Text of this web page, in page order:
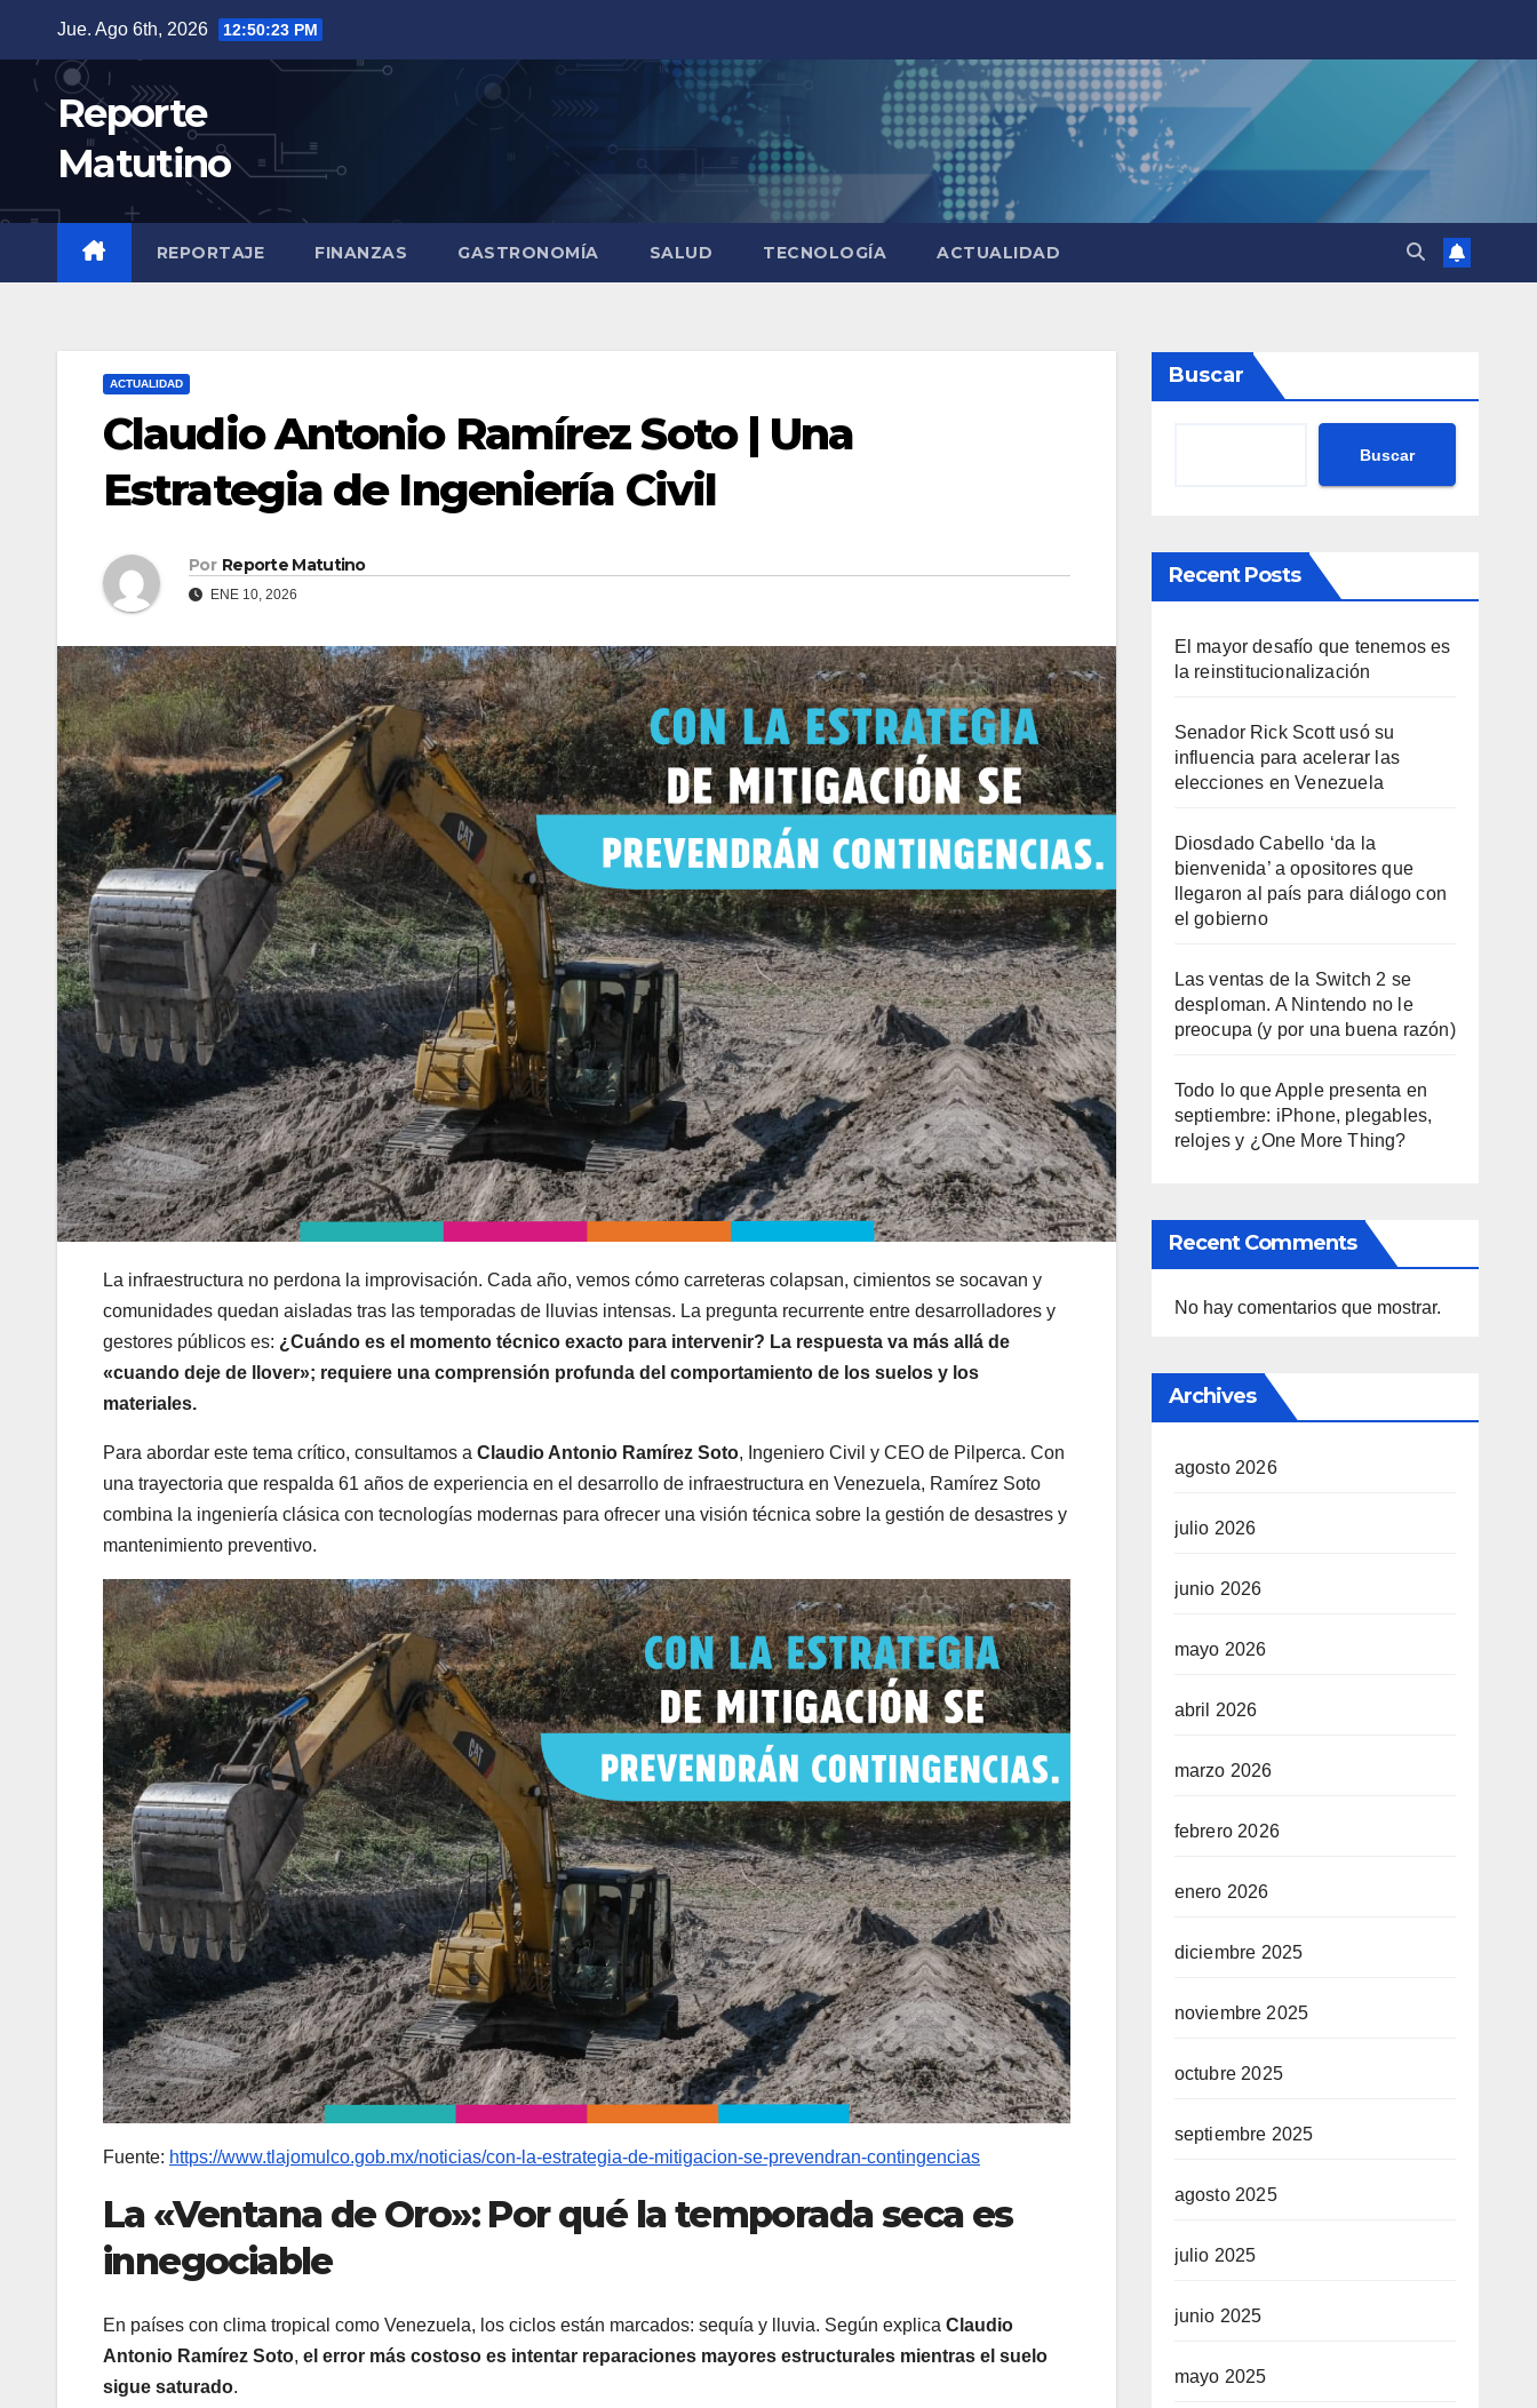
contenido
Jue. Ago 6th, 2026 12:50:25 PM
Reporte
Matutino
REPORTAJE FINANZAS GASTRONOMÍA SALUD TECNOLOGÍA ACTUALIDAD
ACTUALIDAD
Claudio Antonio Ramírez Soto | Una
Estrategia de Ingeniería Civil
Por Reporte Matutino
ENE 10, 2026
La infraestructura no perdona la improvisación. Cada año, vemos cómo carreteras colapsan, cimientos se socavan y
comunidades quedan aisladas tras las temporadas de lluvias intensas. La pregunta recurrente entre desarrolladores y
gestores públicos es: ¿Cuándo es el momento técnico exacto para intervenir? La respuesta va más allá de
«cuando deje de llover»; requiere una comprensión profunda del comportamiento de los suelos y los
materiales.
Para abordar este tema crítico, consultamos a Claudio Antonio Ramírez Soto, Ingeniero Civil y CEO de Pilperca. Con
una trayectoria que respalda 61 años de experiencia en el desarrollo de infraestructura en Venezuela, Ramírez Soto
combina la ingeniería clásica con tecnologías modernas para ofrecer una visión técnica sobre la gestión de desastres y
mantenimiento preventivo.
Fuente: https://www.tlajomulco.gob.mx/noticias/con-la-estrategia-de-mitigacion-se-prevendran-contingencias
La «Ventana de Oro»: Por qué la temporada seca es
innegociable
En países con clima tropical como Venezuela, los ciclos están marcados: sequía y lluvia. Según explica Claudio
Antonio Ramírez Soto, el error más costoso es intentar reparaciones mayores estructurales mientras el suelo
sigue saturado.
Buscar
Buscar
Recent Posts
El mayor desafío que tenemos es
la reinstitucionalización
Senador Rick Scott usó su
influencia para acelerar las
elecciones en Venezuela
Diosdado Cabello ‘da la
bienvenida’ a opositores que
llegaron al país para diálogo con
el gobierno
Las ventas de la Switch 2 se
desploman. A Nintendo no le
preocupa (y por una buena razón)
Todo lo que Apple presenta en
septiembre: iPhone, plegables,
relojes y ¿One More Thing?
Recent Comments
No hay comentarios que mostrar.
Archives
agosto 2026
julio 2026
junio 2026
mayo 2026
abril 2026
marzo 2026
febrero 2026
enero 2026
diciembre 2025
noviembre 2025
octubre 2025
septiembre 2025
agosto 2025
julio 2025
junio 2025
mayo 2025